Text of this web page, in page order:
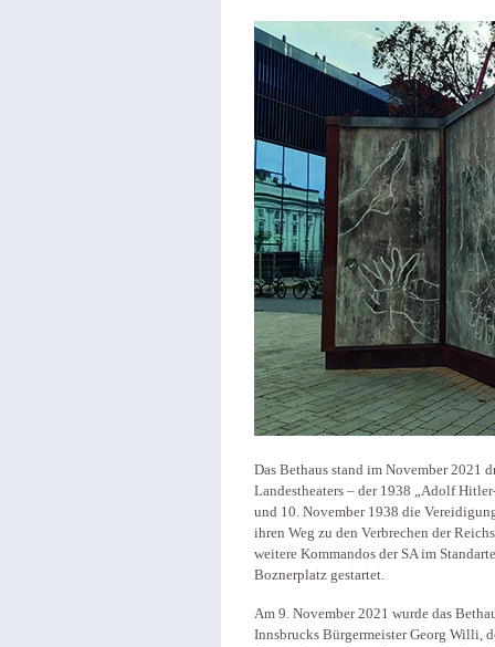
Das Bethaus stand im November 2021
Landestheaters – der 1938 „Adolf
und 10. November 1938 die
ihren Weg zu den Verbrechen der
weitere Kommandos der SA im
Boznerplatz gestartet.
Am 9. November 2021 wurde das
Innsbrucks Bürgermeister Georg Willi,